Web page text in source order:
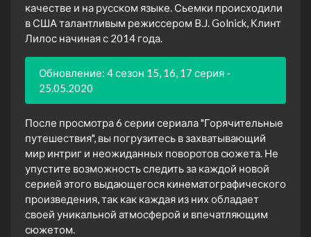
качестве и на русском языке. Сьемки происходили
в США талантливым режиссером B.J. Golnick, Клинт
Лилос начиная с 2014 года.
Обновление: 4 сезон 15, 16, 17 серия -
25.05.2020
После просмотра 6 серии сериала "Горячительные
путешествия", вы погрузитесь в захватывающий
мир интриг и неожиданных поворотов сюжета. Не
упустите возможность следить за каждой новой
серией этого выдающегося кинематографического
произведения, так как каждая из них обладает
своей уникальной атмосферой и впечатляющим
сюжетом.